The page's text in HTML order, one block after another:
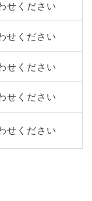
せください
せください
せください
せください
せください